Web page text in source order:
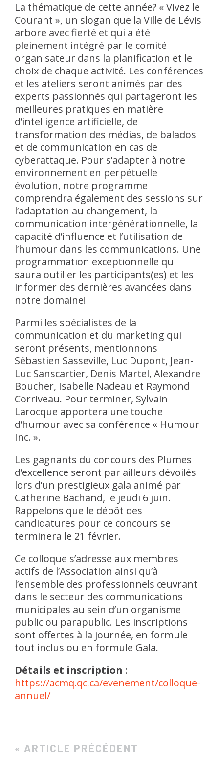
La thématique de cette année? « Vivez le
Courant », un slogan que la Ville de Lévis
arbore avec fierté et qui a été
pleinement intégré par le comité
organisateur dans la planification et le
choix de chaque activité. Les conférences
et les ateliers seront animés par des
experts passionnés qui partageront les
meilleures pratiques en matière
d’intelligence artificielle, de
transformation des médias, de balados
et de communication en cas de
cyberattaque. Pour s’adapter à notre
environnement en perpétuelle
évolution, notre programme
comprendra également des sessions sur
l’adaptation au changement, la
communication intergénérationnelle, la
capacité d’influence et l’utilisation de
l’humour dans les communications. Une
programmation exceptionnelle qui
saura outiller les participants(es) et les
informer des dernières avancées dans
notre domaine!
Parmi les spécialistes de la
communication et du marketing qui
seront présents, mentionnons
Sébastien Sasseville, Luc Dupont, Jean-
Luc Sanscartier, Denis Martel, Alexandre
Boucher, Isabelle Nadeau et Raymond
Corriveau. Pour terminer, Sylvain
Larocque apportera une touche
d’humour avec sa conférence « Humour
Inc. ».
Les gagnants du concours des Plumes
d’excellence seront par ailleurs dévoilés
lors d’un prestigieux gala animé par
Catherine Bachand, le jeudi 6 juin.
Rappelons que le dépôt des
candidatures pour ce concours se
terminera le 21 février.
Ce colloque s’adresse aux membres
actifs de l’Association ainsi qu’à
l’ensemble des professionnels œuvrant
dans le secteur des communications
municipales au sein d’un organisme
public ou parapublic. Les inscriptions
sont offertes à la journée, en formule
tout inclus ou en formule Gala.
Détails et inscription :
https://acmq.qc.ca/evenement/colloque-
annuel/
« ARTICLE PRÉCÉDENT